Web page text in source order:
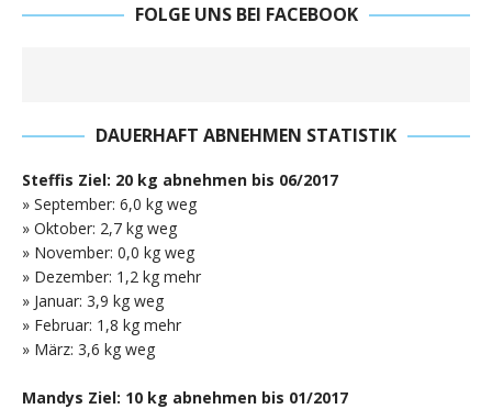
FOLGE UNS BEI FACEBOOK
DAUERHAFT ABNEHMEN STATISTIK
Steffis Ziel: 20 kg abnehmen bis 06/2017
» September: 6,0 kg weg
» Oktober: 2,7 kg weg
» November: 0,0 kg weg
» Dezember: 1,2 kg mehr
» Januar: 3,9 kg weg
» Februar: 1,8 kg mehr
» März: 3,6 kg weg
Mandys Ziel: 10 kg abnehmen bis 01/2017